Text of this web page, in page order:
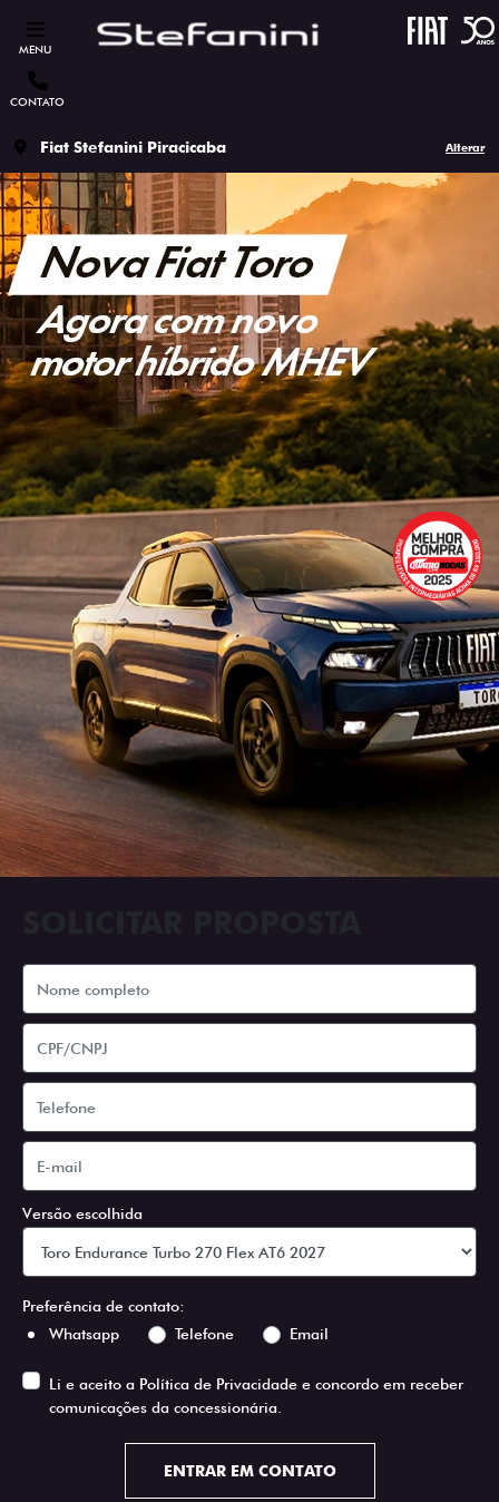
MENU
CONTATO
Fiat Stefanini Piracicaba Alterar
Versão escolhida
Preferência de contato:
Whatsapp
Telefone Email
Li e aceito a Política de Privacidade e concordo em receber
comunicações da concessionária.
ENTRAR EM CONTATO